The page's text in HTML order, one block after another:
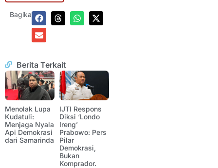
Bagikan:
Berita Terkait
Menolak Lupa
Kudatuli:
Menjaga Nyala
Api Demokrasi
dari Samarinda
IJTI Respons
Diksi ‘Londo
Ireng’
Prabowo: Pers
Pilar
Demokrasi,
Bukan
Komprador.